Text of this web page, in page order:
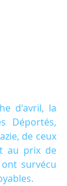
d'avril, la
Déportés,
de ceux
au prix de
survécu